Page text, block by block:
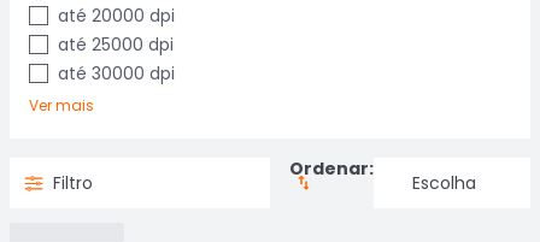
até 20000 dpi
até 25000 dpi
até 30000 dpi
Ver mais
Filtro
Ordenar: